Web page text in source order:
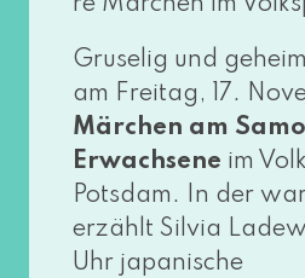
re Märchen im
Gruselig und
am Freitag, 17.
Märchen am
Erwachsene im
Potsdam. In der
erzählt Silvia
Uhr japa­ni­sche